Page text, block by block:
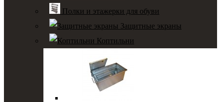
Полки и этажерки для обуви
Защитные экраны
Коптильни